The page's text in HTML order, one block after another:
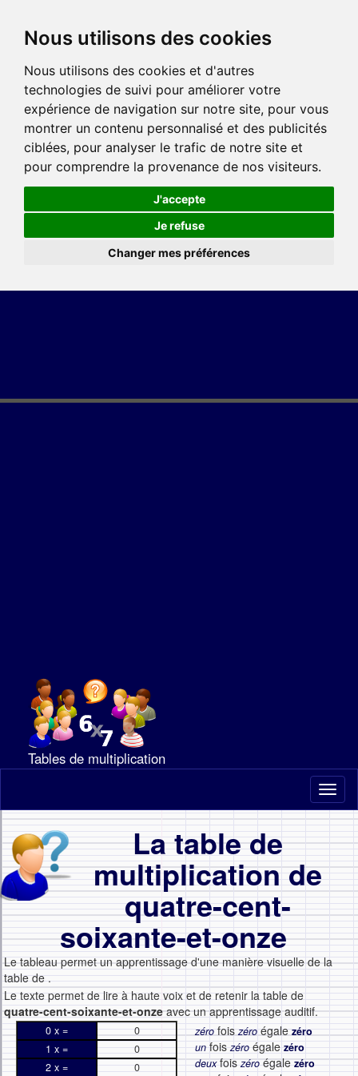
Nous utilisons des cookies
Nous utilisons des cookies et d'autres
technologies de suivi pour améliorer votre
expérience de navigation sur notre site, pour vous
montrer un contenu personnalisé et des publicités
ciblées, pour analyser le trafic de notre site et
pour comprendre la provenance de nos visiteurs.
J'accepte
Je refuse
Changer mes préférences
Tables de multiplication
La table de
multiplication de
quatre-cent-
soixante-et-onze
Le tableau permet un apprentissage d'une manière visuelle de la
table de .
Le texte permet de lire à haute voix et de retenir la table de
quatre-cent-soixante-et-onzeavec un apprentissage auditif.
0 x =
0
1 x =
0
2 x =
0
zérofoiszéroégalezéro
un foiszéro égale zéro
deuxfoiszéroégalezéro